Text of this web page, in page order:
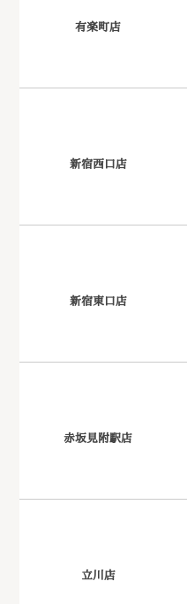
有楽町店
新宿西口店
新宿東口店
赤坂見附駅店
立川店